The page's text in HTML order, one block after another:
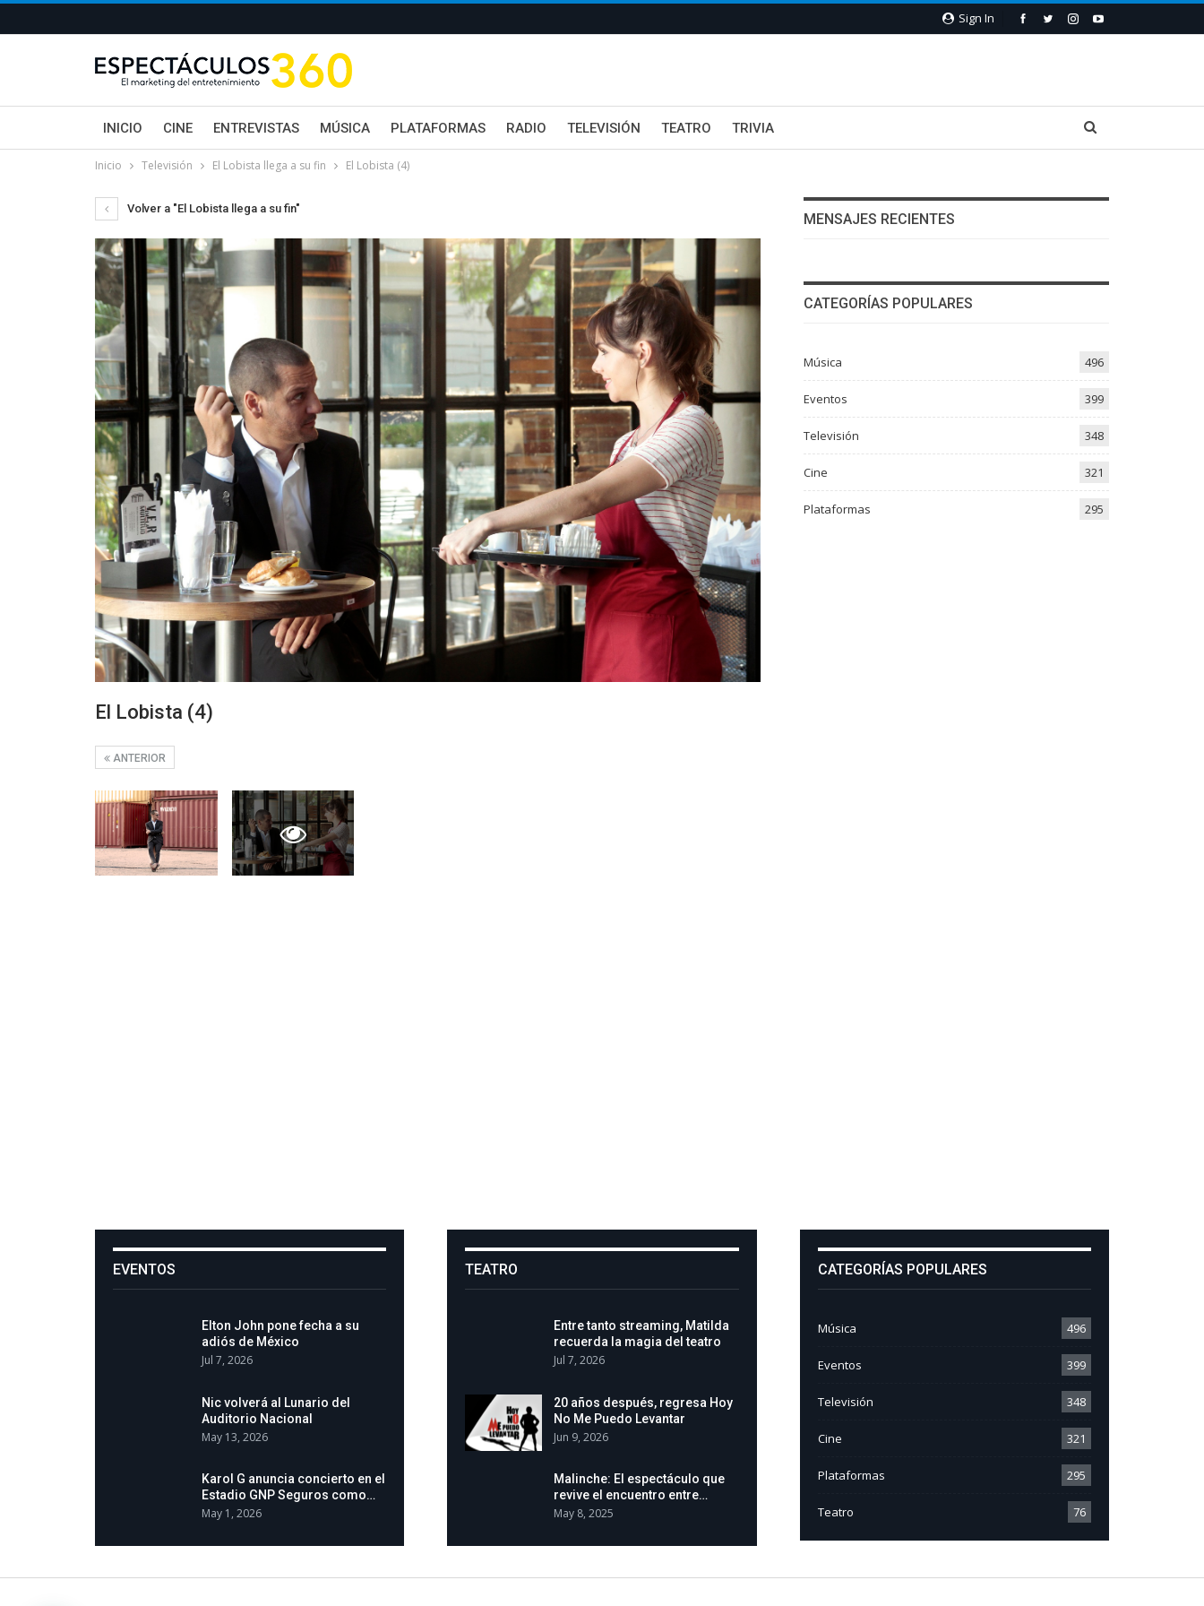
Sign In
INICIO CINE ENTREVISTAS MÚSICA PLATAFORMAS RADIO TELEVISIÓN TEATRO TRIVIA
Inicio Televisión El Lobista llega a su fin El Lobista (4)
Volver a "El Lobista llega a su fin"
El Lobista (4)
ANTERIOR
MENSAJES RECIENTES
CATEGORÍAS POPULARES
Música 496
Eventos 399
Televisión 348
Cine 321
Plataformas 295
EVENTOS
Elton John pone fecha a su
adiós de México
Jul 7, 2026
Nic volverá al Lunario del
Auditorio Nacional
May 13, 2026
Karol G anuncia concierto en el
Estadio GNP Seguros como…
May 1, 2026
TEATRO
Entre tanto streaming, Matilda
recuerda la magia del teatro
Jul 7, 2026
20 años después, regresa Hoy
No Me Puedo Levantar
Jun 9, 2026
Malinche: El espectáculo que
revive el encuentro entre…
May 8, 2025
CATEGORÍAS POPULARES
Música 496
Eventos 399
Televisión 348
Cine 321
Plataformas 295
Teatro 76